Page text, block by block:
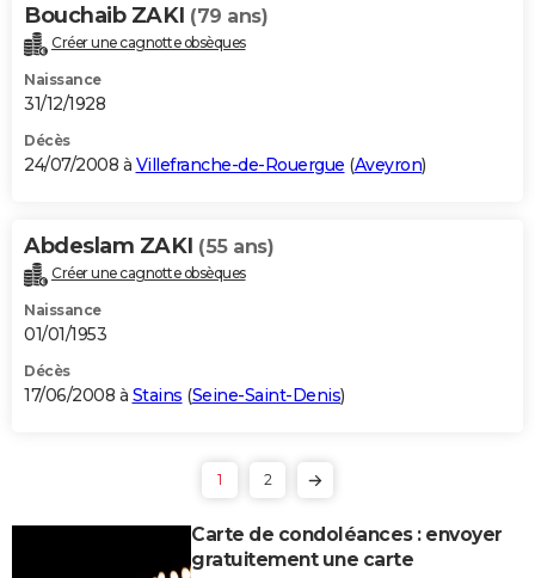
Bouchaib ZAKI (79 ans)
Créer une cagnotte obsèques
Naissance
31/12/1928
Décès
24/07/2008 à Villefranche-de-Rouergue (Aveyron)
Abdeslam ZAKI (55 ans)
Créer une cagnotte obsèques
Naissance
01/01/1953
Décès
17/06/2008 à Stains (Seine-Saint-Denis)
1 2
Carte de condoléances : envoyer
gratuitement une carte